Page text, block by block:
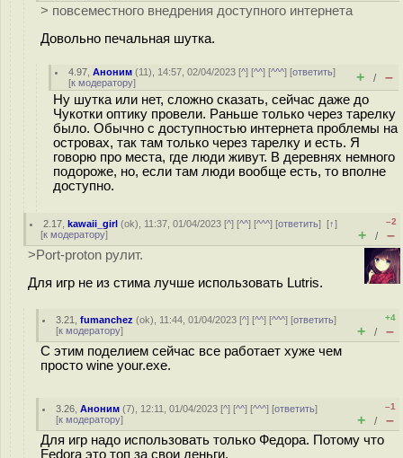
> повсеместного внедрения доступного интернета
Довольно печальная шутка.
4.97 ,Аноним (11), 14:57, 02/04/2023 [^] [^^] [^^^] [ответить]
[к модератору] + / –
Ну шутка или нет, сложно сказать, сейчас даже до
Чукотки оптику провели. Раньше только через тарелку
было. Обычно с доступностью интернета проблемы на
островах, так там только через тарелку и есть. Я
говорю про места, где люди живут. В деревнях немного
подороже, но, если там люди вообще есть, то вполне
доступно.
2.17 ,kawaii_girl (ok), 11:37, 01/04/2023 [^] [^^] [^^^] [ответить][↑]
[к модератору]
–2
+ / –
>Port-proton рулит.
Для игр не из стима лучше использовать Lutris.
3.21 ,fumanchez (ok), 11:44, 01/04/2023 [^] [^^] [^^^] [ответить]
[к модератору]
+4
+ / –
С этим поделием сейчас все работает хуже чем
просто wine your.exe.
3.26 ,Аноним (7), 12:11, 01/04/2023 [^] [^^] [^^^] [ответить]
[к модератору]
–1
+ / –
Для игр надо использовать только Федора. Потому что
Fedora это топ за свои деньги.